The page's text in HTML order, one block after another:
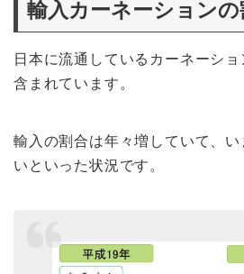
輸入カーネーションの
日本に流通しているカーネーシ
含まれています。
輸入の割合は年々増していて、
いといった状況です。